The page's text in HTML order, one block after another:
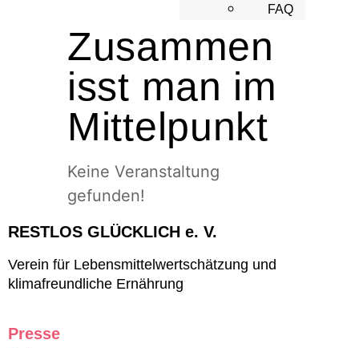
FAQ
Zusammen
isst man im
Mittelpunkt
Keine Veranstaltung
gefunden!
RESTLOS GLÜCKLICH e. V.
Verein für Lebensmittelwertschätzung und
klimafreundliche Ernährung
Presse